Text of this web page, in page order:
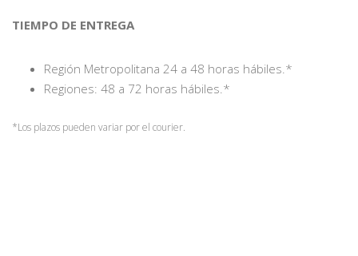
TIEMPO DE ENTREGA
Región Metropolitana 24 a 48 horas hábiles.*
Regiones: 48 a 72 horas hábiles.*
*Los plazos pueden variar por el courier.